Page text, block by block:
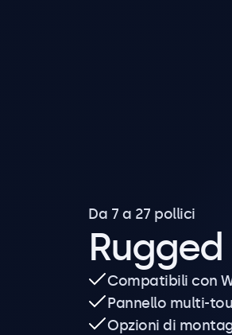
Da 7 a 27 pollici
Compatibili con
Pannello multi-
Opzioni di